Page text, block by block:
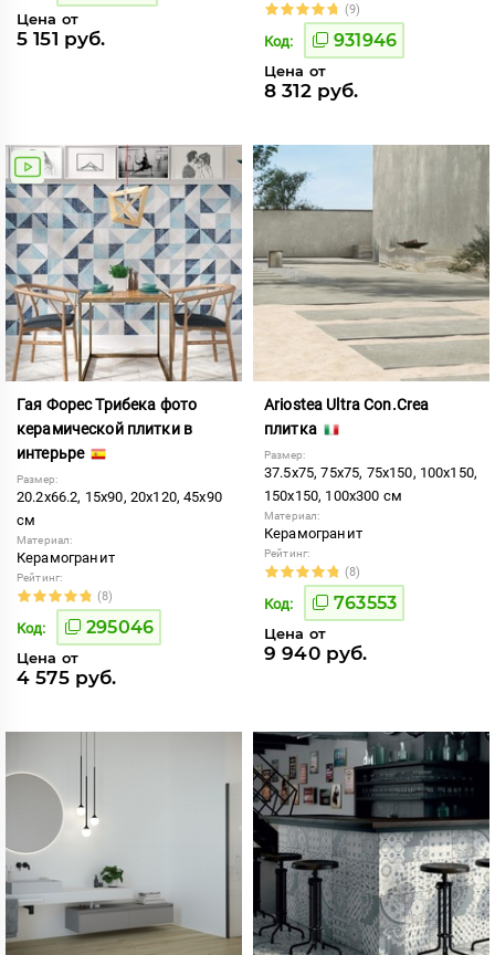
Цена от
5 151 руб.
(9)
Код: 931946
Цена от
8 312 руб.
Гая Форес Трибека фото
керамической плитки в
интерьре
Размер:
20.2x66.2, 15x90, 20x120, 45x90
см
Материал:
Керамогранит
Рейтинг:
(8)
Код: 295046
Цена от
4 575 руб.
Ariostea Ultra Con.Crea
плитка
Размер:
37.5x75, 75x75, 75x150, 100x150,
150x150, 100x300 см
Материал:
Керамогранит
Рейтинг:
(8)
Код: 763553
Цена от
9 940 руб.